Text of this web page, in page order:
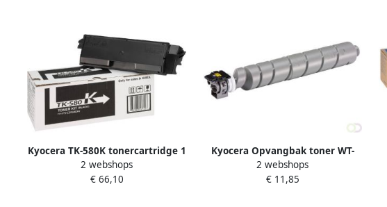
Kyocera TK-580K tonercartridge 1
stuk(s) Origineel Zwart
(1T02KT0NL0)
2 webshops
€ 66,10
Kyocera Opvangbak toner WT-
8500
2 webshops
€ 11,85